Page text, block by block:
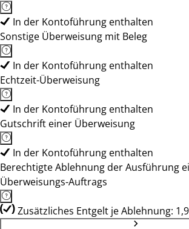
In der Kontoführung enthalten
Sonstige Überweisung mit Beleg
In der Kontoführung enthalten
Echtzeit-Überweisung
In der Kontoführung enthalten
Gutschrift einer Überweisung
In der Kontoführung enthalten
Berechtigte Ablehnung der Ausführung
Überweisungs-Auftrags
Zusätzliches Entgelt je Ablehnung: